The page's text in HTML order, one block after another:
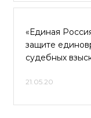
«Единая
защите
судебных
21.05.20